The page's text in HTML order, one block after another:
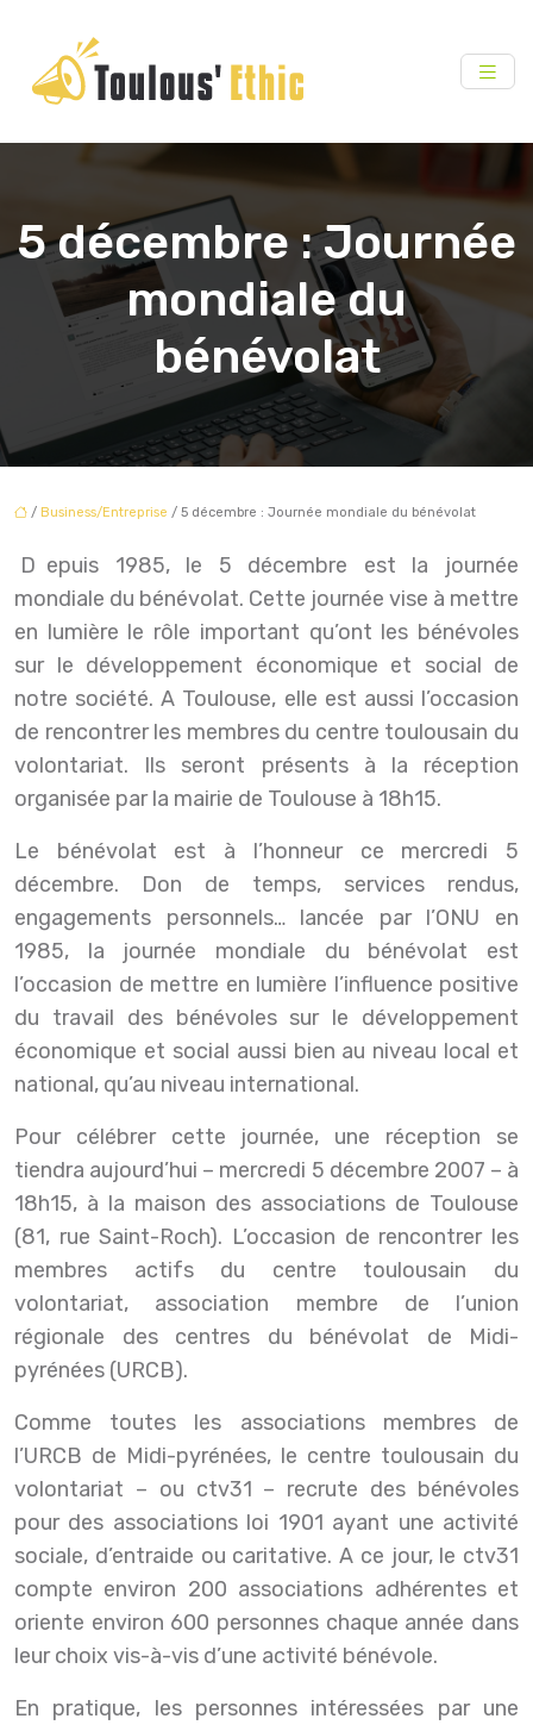
5 décembre : Journée
mondiale du
bénévolat
/ Business/Entreprise / 5 décembre : Journée mondiale du bénévolat
Depuis 1985, le 5 décembre est la journée
mondiale du bénévolat. Cette journée vise à mettre
en lumière le rôle important qu’ont les bénévoles
sur le développement économique et social de
notre société. A Toulouse, elle est aussi l’occasion
de rencontrer les membres du centre toulousain du
volontariat. Ils seront présents à la réception
organisée par la mairie de Toulouse à 18h15.
Le bénévolat est à l’honneur ce mercredi 5
décembre. Don de temps, services rendus,
engagements personnels… lancée par l’ONU en
1985, la journée mondiale du bénévolat est
l’occasion de mettre en lumière l’influence positive
du travail des bénévoles sur le développement
économique et social aussi bien au niveau local et
national, qu’au niveau international.
Pour célébrer cette journée, une réception se
tiendra aujourd’hui – mercredi 5 décembre 2007 – à
18h15, à la maison des associations de Toulouse
(81, rue Saint-Roch). L’occasion de rencontrer les
membres actifs du centre toulousain du
volontariat, association membre de l’union
régionale des centres du bénévolat de Midi-
pyrénées (URCB).
Comme toutes les associations membres de
l’URCB de Midi-pyrénées, le centre toulousain du
volontariat – ou ctv31 – recrute des bénévoles
pour des associations loi 1901 ayant une activité
sociale, d’entraide ou caritative. A ce jour, le ctv31
compte environ 200 associations adhérentes et
oriente environ 600 personnes chaque année dans
leur choix vis-à-vis d’une activité bénévole.
En pratique, les personnes intéressées par une